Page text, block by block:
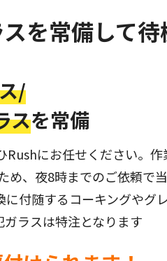
を常備して待
/
スを常備
Rushにお任せください。作
め、夜8時までのご依頼で当
付随するコーキングやグレ
ラスは特注となります